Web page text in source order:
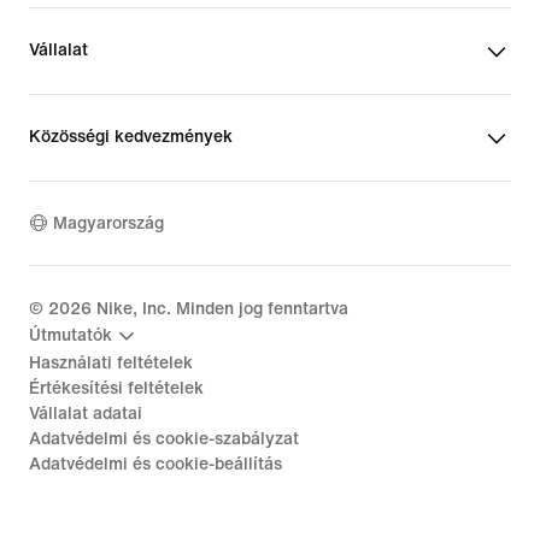
Vállalat
Közösségi kedvezmények
Magyarország
© 2026 Nike, Inc. Minden jog fenntartva
Útmutatók
Használati feltételek
Értékesítési feltételek
Vállalat adatai
Adatvédelmi és cookie-szabályzat
Adatvédelmi és cookie-beállítás